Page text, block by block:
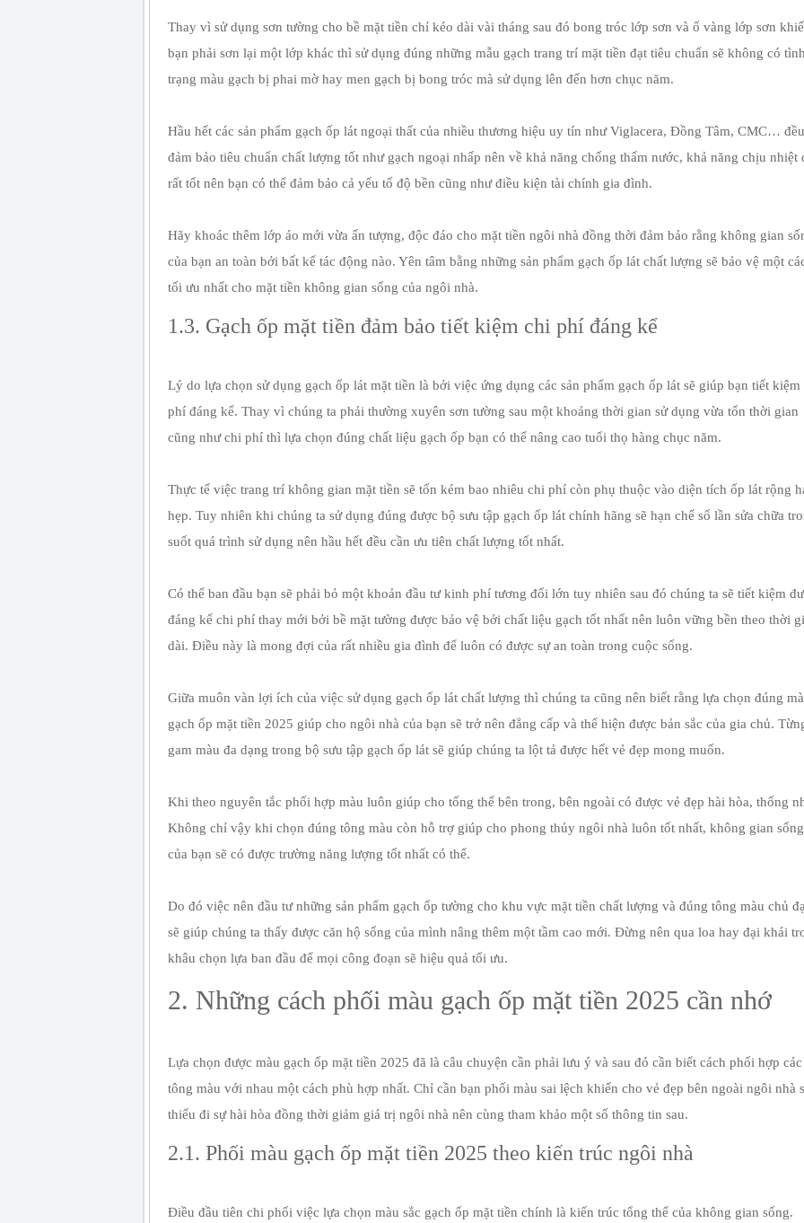
Thay vì sử dụng sơn tường cho bề mặt tiền chỉ kéo dài vài tháng sau đó bong tróc lớp sơn và ố vàng lớp sơn
bạn phải sơn lại một lớp khác thì sử dụng đúng những mẫu gạch trang trí mặt tiền đạt tiêu chuẩn sẽ không có tình
trạng màu gạch bị phai mờ hay men gạch bị bong tróc mà sử dụng lên đến hơn chục năm.
Hầu hết các sản phẩm gạch ốp lát ngoại thất của nhiều thương hiệu uy tín như Viglacera, Đồng Tâm, CMC… đều
đảm bảo tiêu chuẩn chất lượng tốt như gạch ngoại nhấp nên về khả năng chống thấm nước, khả năng chịu nhiệt
rất tốt nên bạn có thể đảm bảo cả yếu tố độ bền cũng như điều kiện tài chính gia đình.
Hãy khoác thêm lớp áo mới vừa ấn tượng, độc đáo cho mặt tiền ngôi nhà đồng thời đảm bảo rằng không gian
của bạn an toàn bởi bất kể tác động nào. Yên tâm bằng những sản phẩm gạch ốp lát chất lượng sẽ bảo vệ một
tối ưu nhất cho mặt tiền không gian sống của ngôi nhà.
1.3. Gạch ốp mặt tiền đảm bảo tiết kiệm chi phí đáng kể
Lý do lựa chọn sử dụng gạch ốp lát mặt tiền là bởi việc ứng dụng các sản phẩm gạch ốp lát sẽ giúp bạn tiết kiệm
phí đáng kể. Thay vì chúng ta phải thường xuyên sơn tường sau một khoảng thời gian sử dụng vừa tốn thời gian
cũng như chi phí thì lựa chọn đúng chất liệu gạch ốp bạn có thể nâng cao tuổi thọ hàng chục năm.
Thực tế việc trang trí không gian mặt tiền sẽ tốn kém bao nhiêu chi phí còn phụ thuộc vào diện tích ốp lát rộng
hẹp. Tuy nhiên khi chúng ta sử dụng đúng được bộ sưu tập gạch ốp lát chính hãng sẽ hạn chế số lần sửa chữa
suốt quá trình sử dụng nên hầu hết đều cần ưu tiên chất lượng tốt nhất.
Có thể ban đầu bạn sẽ phải bỏ một khoản đầu tư kinh phí tương đối lớn tuy nhiên sau đó chúng ta sẽ tiết kiệm
đáng kể chi phí thay mới bởi bề mặt tường được bảo vệ bởi chất liệu gạch tốt nhất nên luôn vững bền theo thời
dài. Điều này là mong đợi của rất nhiều gia đình để luôn có được sự an toàn trong cuộc sống.
Giữa muôn vàn lợi ích của việc sử dụng gạch ốp lát chất lượng thì chúng ta cũng nên biết rằng lựa chọn đúng
gạch ốp mặt tiền 2025 giúp cho ngôi nhà của bạn sẽ trở nên đẳng cấp và thể hiện được bản sắc của gia chủ.
gam màu đa dạng trong bộ sưu tập gạch ốp lát sẽ giúp chúng ta lột tả được hết vẻ đẹp mong muốn.
Khi theo nguyên tắc phối hợp màu luôn giúp cho tổng thể bên trong, bên ngoài có được vẻ đẹp hài hòa, thống
Không chỉ vậy khi chọn đúng tông màu còn hỗ trợ giúp cho phong thủy ngôi nhà luôn tốt nhất, không gian sống
của bạn sẽ có được trường năng lượng tốt nhất có thể.
Do đó việc nên đầu tư những sản phẩm gạch ốp tường cho khu vực mặt tiền chất lượng và đúng tông màu chủ
sẽ giúp chúng ta thấy được căn hộ sống của mình nâng thêm một tầm cao mới. Đừng nên qua loa hay đại khái
khâu chọn lựa ban đầu để mọi công đoạn sẽ hiệu quả tối ưu.
2. Những cách phối màu gạch ốp mặt tiền 2025 cần nhớ
Lựa chọn được màu gạch ốp mặt tiền 2025 đã là câu chuyện cần phải lưu ý và sau đó cần biết cách phối hợp các
tông màu với nhau một cách phù hợp nhất. Chỉ cần bạn phối màu sai lệch khiến cho vẻ đẹp bên ngoài ngôi nhà
thiếu đi sự hài hòa đồng thời giảm giá trị ngôi nhà nên cùng tham khảo một số thông tin sau.
2.1. Phối màu gạch ốp mặt tiền 2025 theo kiến trúc ngôi nhà
Điều đầu tiên chi phối việc lựa chọn màu sắc gạch ốp mặt tiền chính là kiến trúc tổng thể của không gian sống.